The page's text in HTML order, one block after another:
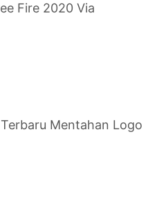
Fire 2020 Via
Mentahan Logo